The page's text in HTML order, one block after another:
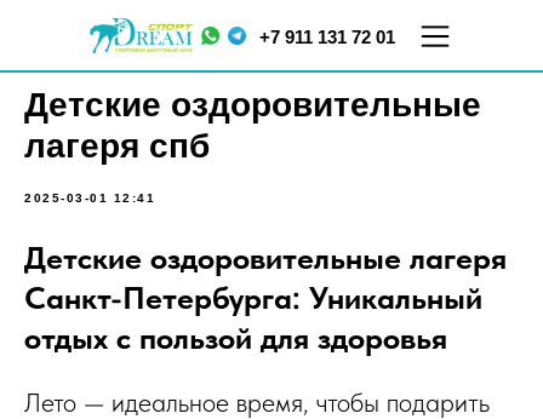
ул. Меркурьева, д. 7
ТЦ "Парнас", 5 этаж
Кораблестроителей,
д.16, корп.2
+7 911 131 72 01
Детские оздоровительные
лагеря спб
2025-03-01 12:41
Детские оздоровительные лагеря
Санкт-Петербурга: Уникальный
отдых с пользой для здоровья
Лето — идеальное время, чтобы подарить